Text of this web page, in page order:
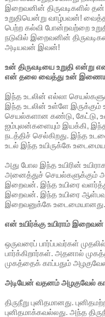
இறைவனின் திருவடிகளில்
உறுதியென்று வாழ்பவன்!
பெற்ற கல்வி போன்றவற்றை
நடுவில் இறைவனின்
அடியவன் இவன்!
உன் திருவடியை உறுதி என்று
என் தலை வைத்து உன்
இந்த உடலின் எல்லா
இந்த உடலின் உள்ளே இருக்கும்
செயல்களான கண்டு, கேட்டு,
ஐம்புலன்களையும் இயக்கி,
நடத்திச் செல்கிறது. இந்த
உடல் இந்த உயிருக்கே
அது போல இந்த உயிரின்
அனைத்துச் செயல்களுக்கும்
இறைவன். இந்த உயிரை
இறைவன். இந்த உயிரை
இறைவனுக்கே உடைமையானது.
என் உயிர்க்கு உயிராம்
ஒருவரைப் பார்ப்பவர்கள்
பார்க்கிறார்கள். அதனால்
முகத்தைக் காப்பதும்
அடியேன் வதனம் அழகுவேல்
திருநீறு புனிதமானது.
புனிதமாக்கவல்லது. அந்த